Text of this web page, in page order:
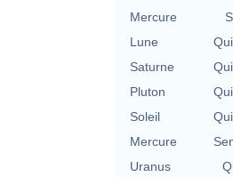
Mercure
Lune
Saturne
Pluton
Soleil
Mercure
Uranus